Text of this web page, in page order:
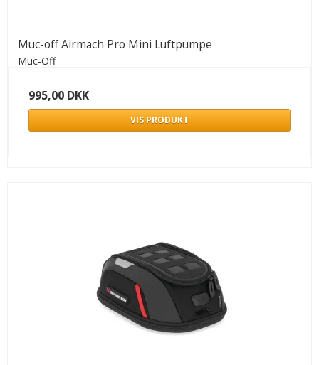
Muc-off Airmach Pro Mini Luftpumpe
Muc-Off
995,00 DKK
VIS PRODUKT